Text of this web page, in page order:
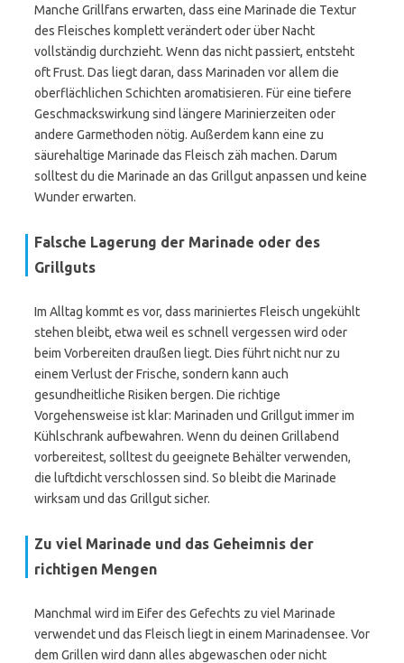
Manche Grillfans erwarten, dass eine Marinade die Textur
des Fleisches komplett verändert oder über Nacht
vollständig durchzieht. Wenn das nicht passiert, entsteht
oft Frust. Das liegt daran, dass Marinaden vor allem die
oberflächlichen Schichten aromatisieren. Für eine tiefere
Geschmackswirkung sind längere Marinierzeiten oder
andere Garmethoden nötig. Außerdem kann eine zu
säurehaltige Marinade das Fleisch zäh machen. Darum
solltest du die Marinade an das Grillgut anpassen und keine
Wunder erwarten.
Falsche Lagerung der Marinade oder des
Grillguts
Im Alltag kommt es vor, dass mariniertes Fleisch ungekühlt
stehen bleibt, etwa weil es schnell vergessen wird oder
beim Vorbereiten draußen liegt. Dies führt nicht nur zu
einem Verlust der Frische, sondern kann auch
gesundheitliche Risiken bergen. Die richtige
Vorgehensweise ist klar: Marinaden und Grillgut immer im
Kühlschrank aufbewahren. Wenn du deinen Grillabend
vorbereitest, solltest du geeignete Behälter verwenden,
die luftdicht verschlossen sind. So bleibt die Marinade
wirksam und das Grillgut sicher.
Zu viel Marinade und das Geheimnis der
richtigen Mengen
Manchmal wird im Eifer des Gefechts zu viel Marinade
verwendet und das Fleisch liegt in einem Marinadensee. Vor
dem Grillen wird dann alles abgewaschen oder nicht